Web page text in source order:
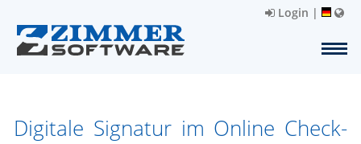
Login |
Digitale Signatur im Online Check-